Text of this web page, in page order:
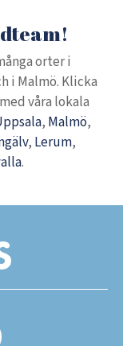
orter i
i Malmö. Klicka
våra lokala
, Malmö,
, Lerum,
.